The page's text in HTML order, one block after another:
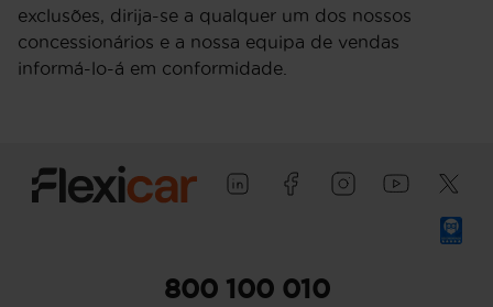
exclusões, dirija-se a qualquer um dos nossos
concessionários e a nossa equipa de vendas
informá-lo-á em conformidade.
800 100 010